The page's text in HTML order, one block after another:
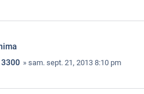
» sam. sept. 21, 2013 8:10 pm